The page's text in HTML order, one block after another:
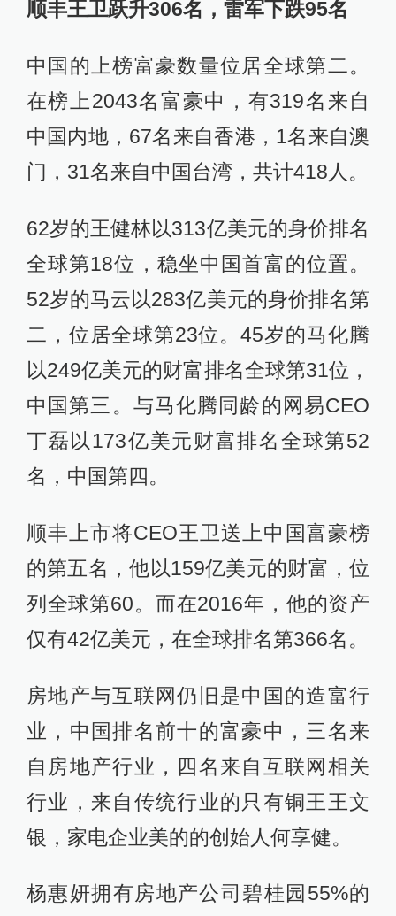
顺丰王卫跃升306名，雷军下跌95名
中国的上榜富豪数量位居全球第二。
在榜上2043名富豪中，有319名来自
中国内地，67名来自香港，1名来自澳
门，31名来自中国台湾，共计418人。
62岁的王健林以313亿美元的身价排名
全球第18位，稳坐中国首富的位置。
52岁的马云以283亿美元的身价排名第
二，位居全球第23位。45岁的马化腾
以249亿美元的财富排名全球第31位，
中国第三。与马化腾同龄的网易CEO
丁磊以173亿美元财富排名全球第52
名，中国第四。
顺丰上市将CEO王卫送上中国富豪榜
的第五名，他以159亿美元的财富，位
列全球第60。而在2016年，他的资产
仅有42亿美元，在全球排名第366名。
房地产与互联网仍旧是中国的造富行
业，中国排名前十的富豪中，三名来
自房地产行业，四名来自互联网相关
行业，来自传统行业的只有铜王王文
银，家电企业美的的创始人何享健。
杨惠妍拥有房地产公司碧桂园55%的